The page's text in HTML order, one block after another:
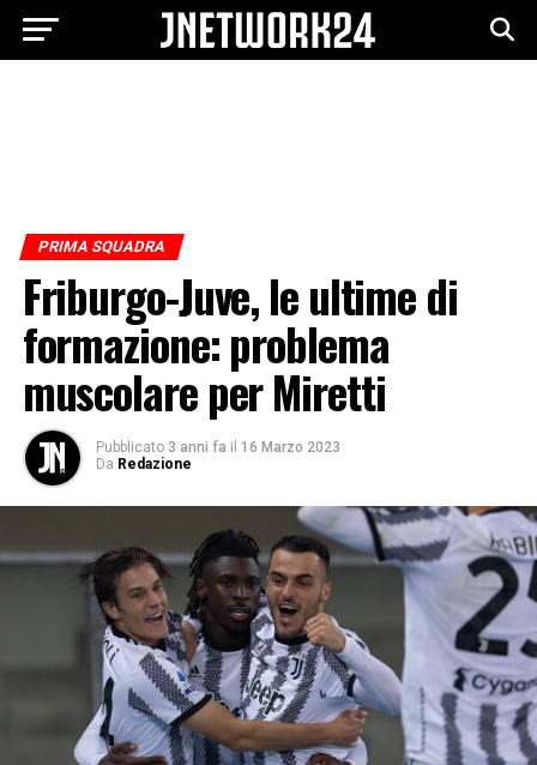
PRIMA SQUADRA
Friburgo-Juve, le ultime di
formazione: problema
muscolare per Miretti
Pubblicato 3 anni fa il 16 Marzo 2023
Da Redazione